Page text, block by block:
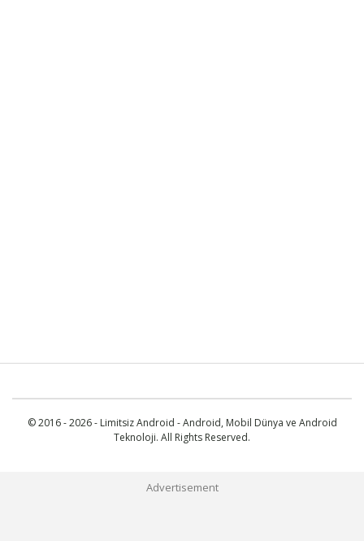
© 2016 - 2026 - Limitsiz Android - Android, Mobil Dünya ve Android
Teknoloji. All Rights Reserved.
Advertisement